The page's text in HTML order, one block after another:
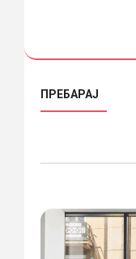
ПРЕБАРАЈ